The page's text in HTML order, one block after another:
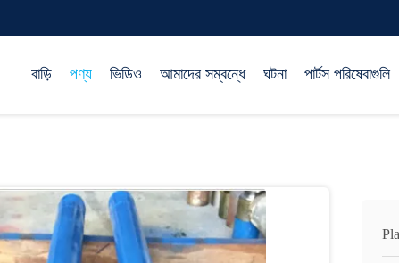
বাড়ি পণ্য ভিডিও আমাদের সম্বন্ধে ঘটনা পার্টস পরিষেবাগুলি